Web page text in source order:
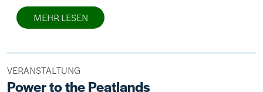
MEHR LESEN
VERANSTALTUNG
Power to the Peatlands